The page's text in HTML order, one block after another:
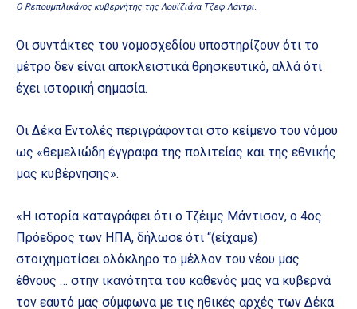
O Rεπουμπλικάνος κυβερνήτης της Λουϊζιάνα Τζεφ Λάντρι.
Οι συντάκτες του νομοσχεδίου υποστηρίζουν ότι το
μέτρο δεν είναι αποκλειστικά θρησκευτικό, αλλά ότι
έχει ιστορική σημασία.
Οι Δέκα Εντολές περιγράφονται στο κείμενο του νόμου
ως «θεμελιώδη έγγραφα της πολιτείας και της εθνικής
μας κυβέρνησης».
«Η ιστορία καταγράφει ότι ο Τζέιμς Μάντισον, ο 4ος
Πρόεδρος των ΗΠΑ, δήλωσε ότι “(είχαμε)
στοιχηματίσει ολόκληρο το μέλλον του νέου μας
έθνους … στην ικανότητα του καθενός μας να κυβερνά
τον εαυτό μας σύμφωνα με τις ηθικές αρχές των Δέκα